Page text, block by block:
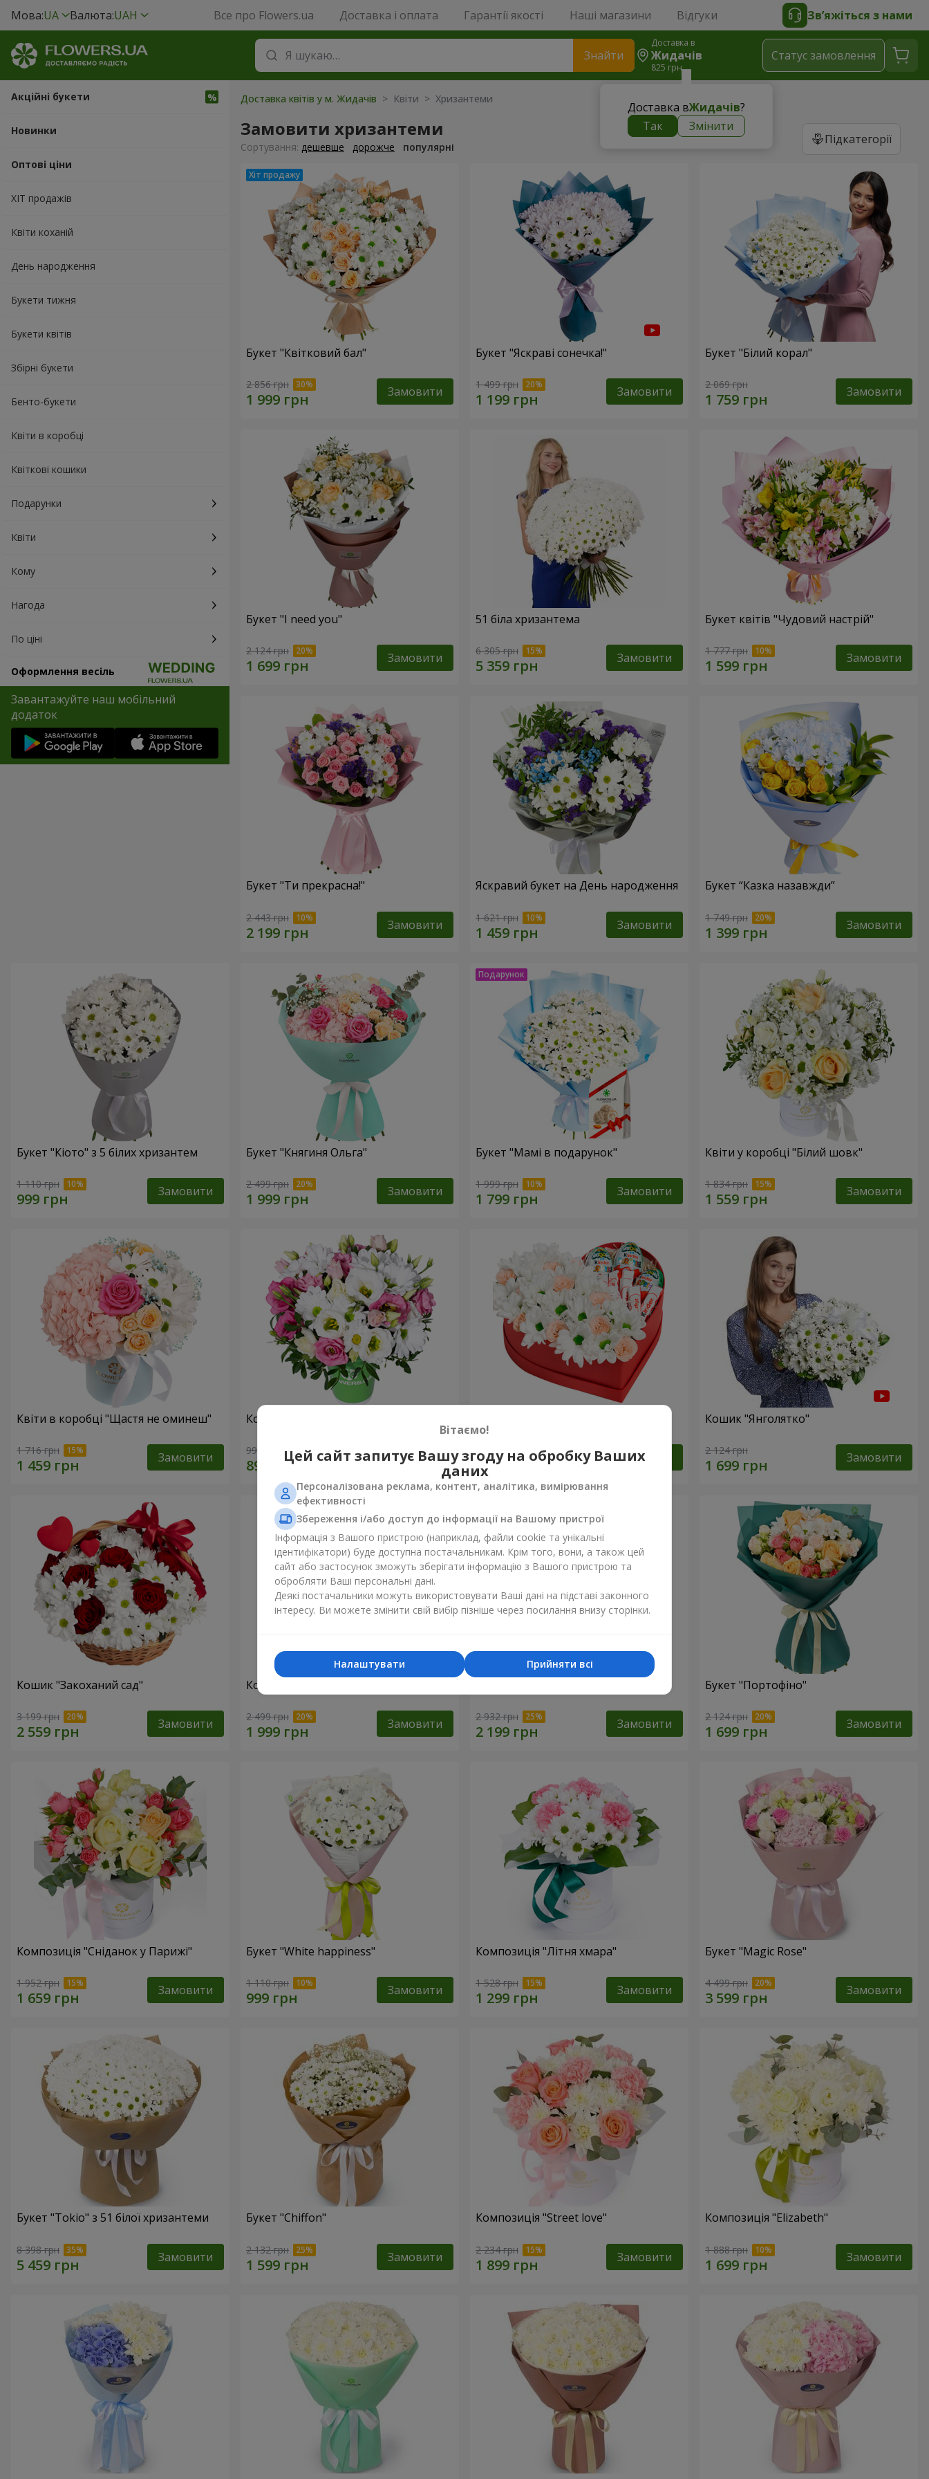
Мова:UA Валюта:UAH Все про Flowers.ua Доставка і оплата Гарантії якості Наші магазини Відгуки Зв’яжіться з нами
Знайти
Доставка в
Жидачів
825 грн
Доставка вЖидачів?
Так
Змінити
Статус замовлення
Акційні букети
Новинки
Оптові ціни
ХІТ продажів
Квіти коханій
День народження
Букети тижня
Букети квітів
Збірні букети
Бенто-букети
Квіти в коробці
Квіткові кошики
Подарунки
Квіти
Кому
Нагода
По ціні
Оформлення весіль
Завантажуйте наш мобільний
додаток
Доставка квітів у м. Жидачів > Квіти > Хризантеми
Замовити хризантеми Підкатегорії
Сортування: дешевше дорожче популярні
Букет "Квітковий бал"
2 856 грн Замовити
Букет "Яскраві сонечка!"
1 499 грн Замовити
Букет "Білий корал"
2 069 грн Замовити
Букет "I need you"
2 124 грн Замовити
51 біла хризантема
6 305 грн Замовити
Букет квітів "Чудовий настрій"
1 777 грн Замовити
Букет "Ти прекрасна!"
2 443 грн Замовити
Яскравий букет на День народження
1 621 грн Замовити
Букет “Казка назавжди”
1 749 грн Замовити
Букет "Кіото" з 5 білих хризантем
1 110 грн Замовити
Букет "Княгиня Ольга"
2 499 грн Замовити
Букет "Мамі в подарунок"
1 999 грн Замовити
Квіти у коробці "Білий шовк"
1 834 грн Замовити
Квіти в коробці "Щастя не оминеш"
1 716 грн Замовити
Композиція “Промінчики в очах”
999 грн Замовити 2 199 грн Замовити
Кошик "Янголятко"
2 124 грн Замовити
Кошик "Закоханий сад"
3 199 грн Замовити
Композиція "Charlotte"
2 499 грн Замовити 2 932 грн Замовити
Букет "Портофіно"
2 124 грн Замовити
Композиція "Сніданок у Парижі"
1 952 грн Замовити
Букет "White happiness"
1 110 грн Замовити
Композиція "Літня хмара"
1 528 грн Замовити
Букет "Magic Rose"
4 499 грн Замовити
Букет "Tokio" з 51 білої хризантеми
8 398 грн Замовити
Букет "Chiffon"
2 132 грн Замовити
Композиція "Street love"
2 234 грн Замовити
Композиція "Elizabeth"
1 888 грн Замовити
Вітаємо!
Цей сайт запитує Вашу згоду на обробку Ваших
даних
Персоналізована реклама, контент, аналітика, вимірювання
ефективності
Збереження і/або доступ до інформації на Вашому пристрої
Інформація з Вашого пристрою (наприклад, файли cookie та унікальні
ідентифікатори) буде доступна постачальникам. Крім того, вони, а також цей
сайт або застосунок зможуть зберігати інформацію з Вашого пристрою та
обробляти Ваші персональні дані.
Деякі постачальники можуть використовувати Ваші дані на підставі законного
інтересу. Ви можете змінити свій вибір пізніше через посилання внизу сторінки.
Прийняти всі
Налаштувати